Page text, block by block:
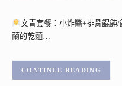
文青套餐：小炸醬+排骨餛飩/
蘭的乾麵…
CONTINUE READING